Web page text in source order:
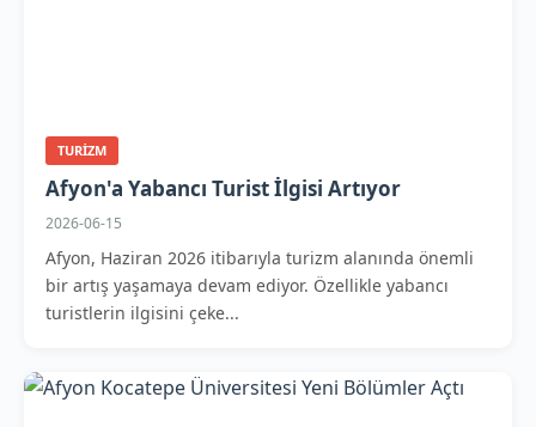
TURIZM
Afyon'a Yabancı Turist İlgisi Artıyor
2026-06-15
Afyon, Haziran 2026 itibarıyla turizm alanında önemli
bir artış yaşamaya devam ediyor. Özellikle yabancı
turistlerin ilgisini çeke...